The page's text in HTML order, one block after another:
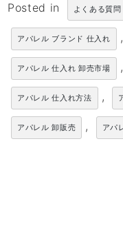
Posted in よくある質問
アパレル ブランド 仕入れ ,
アパレル 仕入れ 卸売市場 ,
アパレル 仕入れ方法 ,
アパレル 卸販売 , アパ